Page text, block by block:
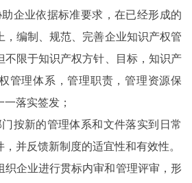
企业依据标准要求，在已经形成的
，编制、规范、完善企业知识产权管
不限于知识产权方针、目标，知识产
管理体系，管理职责，管理资源保
落实签发；
按新的管理体系和文件落实到日常
并反馈新制度的适宜性和有效性。
企业进行贯标内审和管理评审，形